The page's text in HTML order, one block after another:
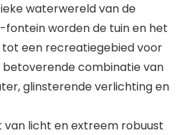
waterwereld van de
fontein worden de tuin en het
een recreatiegebied voor
betoverende combinatie van
glinsterende verlichting en
van licht en extreem robuust